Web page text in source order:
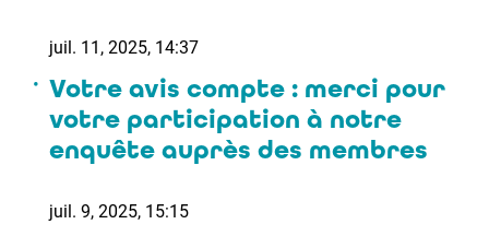
juil. 11, 2025, 14:37
Votre avis compte : merci pour
votre participation à notre
enquête auprès des membres
juil. 9, 2025, 15:15